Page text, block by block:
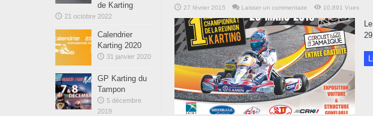
27 février 2015 Laisser un commentaire 10,891 Vues
de Karting
21 octobre 2022
Calendrier
Karting 2020
31 janvier 2020
GP Karting du
Tampon
5 décembre
2019